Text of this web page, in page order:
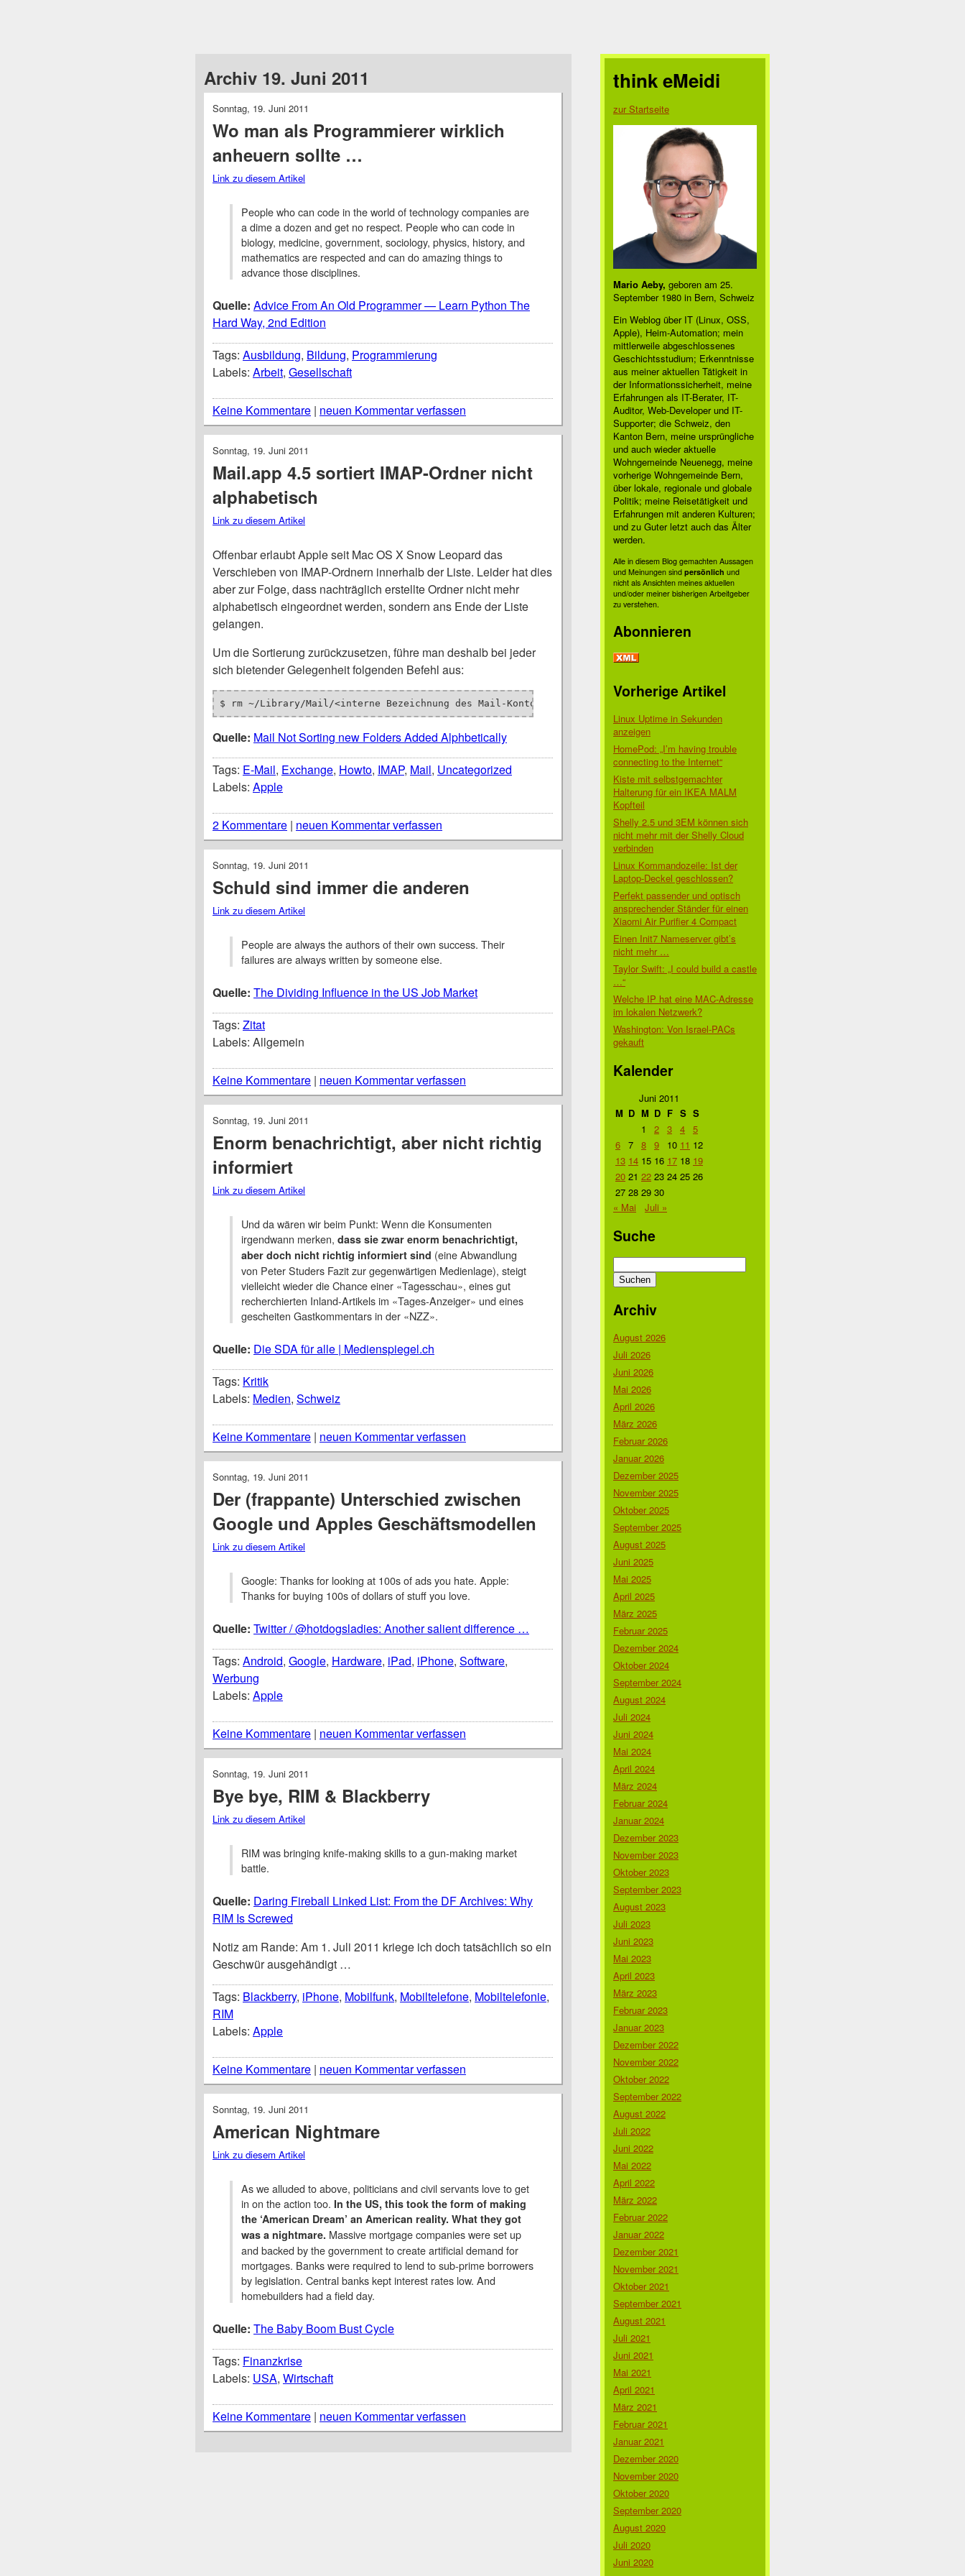
Archiv 19. Juni 2011
Sonntag, 19. Juni 2011
Wo man als Programmierer wirklich
anheuern sollte …
Link zu diesem Artikel
People who can code in the world of technology companies are
a dime a dozen and get no respect. People who can code in
biology, medicine, government, sociology, physics, history, and
mathematics are respected and can do amazing things to
advance those disciplines.
Quelle: Advice From An Old Programmer — Learn Python The
Hard Way, 2nd Edition
Tags: Ausbildung, Bildung, Programmierung
Labels: Arbeit, Gesellschaft
Keine Kommentare | neuen Kommentar verfassen
Sonntag, 19. Juni 2011
Mail.app 4.5 sortiert IMAP-Ordner nicht
alphabetisch
Link zu diesem Artikel
Offenbar erlaubt Apple seit Mac OS X Snow Leopard das
Verschieben von IMAP-Ordnern innerhalb der Liste. Leider hat dies
aber zur Folge, dass nachträglich erstellte Ordner nicht mehr
alphabetisch eingeordnet werden, sondern ans Ende der Liste
gelangen.
Um die Sortierung zurückzusetzen, führe man deshalb bei jeder
sich bietender Gelegenheit folgenden Befehl aus:
$ rm ~/Library/Mail/<interne Bezeichnung des Mail-Kontos>/.mboxCache.plist
Quelle: Mail Not Sorting new Folders Added Alphbetically
Tags: E-Mail, Exchange, Howto, IMAP, Mail, Uncategorized
Labels: Apple
2 Kommentare | neuen Kommentar verfassen
Sonntag, 19. Juni 2011
Schuld sind immer die anderen
Link zu diesem Artikel
People are always the authors of their own success. Their
failures are always written by someone else.
Quelle: The Dividing Influence in the US Job Market
Tags: Zitat
Labels: Allgemein
Keine Kommentare | neuen Kommentar verfassen
Sonntag, 19. Juni 2011
Enorm benachrichtigt, aber nicht richtig
informiert
Link zu diesem Artikel
Und da wären wir beim Punkt: Wenn die Konsumenten
irgendwann merken, dass sie zwar enorm benachrichtigt,
aber doch nicht richtig informiert sind (eine Abwandlung
von Peter Studers Fazit zur gegenwärtigen Medienlage), steigt
vielleicht wieder die Chance einer «Tagesschau», eines gut
recherchierten Inland-Artikels im «Tages-Anzeiger» und eines
gescheiten Gastkommentars in der «NZZ».
Quelle: Die SDA für alle | Medienspiegel.ch
Tags: Kritik
Labels: Medien, Schweiz
Keine Kommentare | neuen Kommentar verfassen
Sonntag, 19. Juni 2011
Der (frappante) Unterschied zwischen
Google und Apples Geschäftsmodellen
Link zu diesem Artikel
Google: Thanks for looking at 100s of ads you hate. Apple:
Thanks for buying 100s of dollars of stuff you love.
Quelle: Twitter / @hotdogsladies: Another salient difference …
Tags: Android, Google, Hardware, iPad, iPhone, Software,
Werbung
Labels: Apple
Keine Kommentare | neuen Kommentar verfassen
Sonntag, 19. Juni 2011
Bye bye, RIM & Blackberry
Link zu diesem Artikel
RIM was bringing knife-making skills to a gun-making market
battle.
Quelle: Daring Fireball Linked List: From the DF Archives: Why
RIM Is Screwed
Notiz am Rande: Am 1. Juli 2011 kriege ich doch tatsächlich so ein
Geschwür ausgehändigt …
Tags: Blackberry, iPhone, Mobilfunk, Mobiltelefone, Mobiltelefonie,
RIM
Labels: Apple
Keine Kommentare | neuen Kommentar verfassen
Sonntag, 19. Juni 2011
American Nightmare
Link zu diesem Artikel
As we alluded to above, politicians and civil servants love to get
in on the action too. In the US, this took the form of making
the ‘American Dream’ an American reality. What they got
was a nightmare. Massive mortgage companies were set up
and backed by the government to create artificial demand for
mortgages. Banks were required to lend to sub-prime borrowers
by legislation. Central banks kept interest rates low. And
homebuilders had a field day.
Quelle: The Baby Boom Bust Cycle
Tags: Finanzkrise
Labels: USA, Wirtschaft
Keine Kommentare | neuen Kommentar verfassen
think eMeidi
zur Startseite
Mario Aeby, geboren am 25.
September 1980 in Bern, Schweiz
Ein Weblog über IT (Linux, OSS,
Apple), Heim-Automation; mein
mittlerweile abgeschlossenes
Geschichtsstudium; Erkenntnisse
aus meiner aktuellen Tätigkeit in
der Informationssicherheit, meine
Erfahrungen als IT-Berater, IT-
Auditor, Web-Developer und IT-
Supporter; die Schweiz, den
Kanton Bern, meine ursprüngliche
und auch wieder aktuelle
Wohngemeinde Neuenegg, meine
vorherige Wohngemeinde Bern,
über lokale, regionale und globale
Politik; meine Reisetätigkeit und
Erfahrungen mit anderen Kulturen;
und zu Guter letzt auch das Älter
werden.
Alle in diesem Blog gemachten Aussagen
und Meinungen sind persönlich und
nicht als Ansichten meines aktuellen
und/oder meiner bisherigen Arbeitgeber
zu verstehen.
Abonnieren
Vorherige Artikel
Linux Uptime in Sekunden
anzeigen
HomePod: „I’m having trouble
connecting to the Internet“
Kiste mit selbstgemachter
Halterung für ein IKEA MALM
Kopfteil
Shelly 2.5 und 3EM können sich
nicht mehr mit der Shelly Cloud
verbinden
Linux Kommandozeile: Ist der
Laptop-Deckel geschlossen?
Perfekt passender und optisch
ansprechender Ständer für einen
Xiaomi Air Purifier 4 Compact
Einen Init7 Nameserver gibt’s
nicht mehr …
Taylor Swift: „I could build a castle
…“
Welche IP hat eine MAC-Adresse
im lokalen Netzwerk?
Washington: Von Israel-PACs
gekauft
Kalender
Juni 2011
M D M D F S S
1
2 3 4 5
6 7 8 9 10 11 12
13 14 15 16 17 18 19
20 21 22 23 24 25 26
27 28 29 30
« Mai
Juli »
Suche
nach:
Archiv
August 2026
Juli 2026
Juni 2026
Mai 2026
April 2026
März 2026
Februar 2026
Januar 2026
Dezember 2025
November 2025
Oktober 2025
September 2025
August 2025
Juni 2025
Mai 2025
April 2025
März 2025
Februar 2025
Dezember 2024
Oktober 2024
September 2024
August 2024
Juli 2024
Juni 2024
Mai 2024
April 2024
März 2024
Februar 2024
Januar 2024
Dezember 2023
November 2023
Oktober 2023
September 2023
August 2023
Juli 2023
Juni 2023
Mai 2023
April 2023
März 2023
Februar 2023
Januar 2023
Dezember 2022
November 2022
Oktober 2022
September 2022
August 2022
Juli 2022
Juni 2022
Mai 2022
April 2022
März 2022
Februar 2022
Januar 2022
Dezember 2021
November 2021
Oktober 2021
September 2021
August 2021
Juli 2021
Juni 2021
Mai 2021
April 2021
März 2021
Februar 2021
Januar 2021
Dezember 2020
November 2020
Oktober 2020
September 2020
August 2020
Juli 2020
Juni 2020